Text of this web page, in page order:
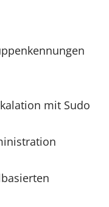
mit Sudo